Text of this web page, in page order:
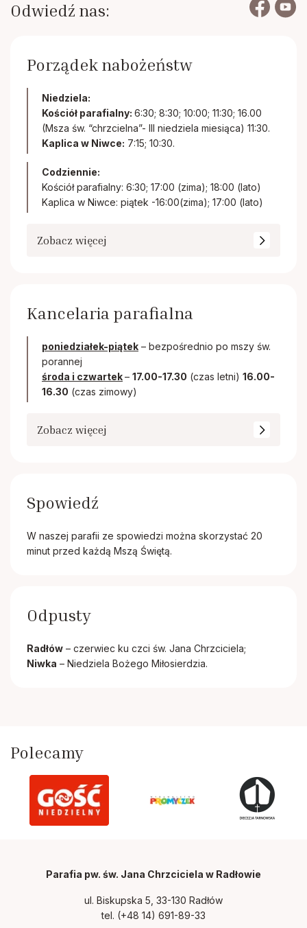
Odwiedź nas:
Porządek nabożeństw
Niedziela:
Kościół parafialny: 6:30; 8:30; 10:00; 11:30; 16.00
(Msza św. “chrzcielna”- III niedziela miesiąca) 11:30.
Kaplica w Niwce: 7:15; 10:30.
Codziennie:
Kościół parafialny: 6:30; 17:00 (zima); 18:00 (lato)
Kaplica w Niwce: piątek -16:00(zima); 17:00 (lato)
Zobacz więcej
Kancelaria parafialna
poniedziałek-piątek – bezpośrednio po mszy św.
porannej
środa i czwartek– 17.00-17.30 (czas letni) 16.00-
16.30 (czas zimowy)
Zobacz więcej
Spowiedź
W naszej parafii ze spowiedzi można skorzystać 20
minut przed każdą Mszą Świętą.
Odpusty
Radłów – czerwiec ku czci św. Jana Chrzciciela;
Niwka – Niedziela Bożego Miłosierdzia.
Polecamy
Parafia pw. św. Jana Chrzciciela w Radłowie
ul. Biskupska 5, 33-130 Radłów
tel. (+48 14) 691-89-33